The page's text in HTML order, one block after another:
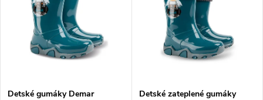
Abecedne
s
Detské gumáky Demar
Detské zateplené gumáky